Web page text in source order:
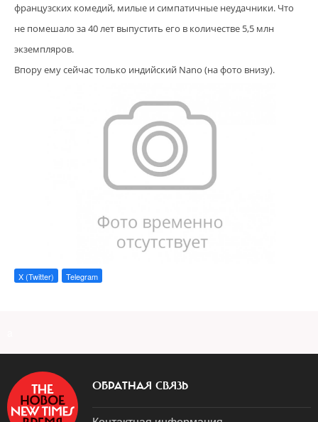
французских комедий, милые и симпатичные неудачники. Что
не помешало за 40 лет выпустить его в количестве 5,5 млн
экземпляров.
Впору ему сейчас только индийский Nano (на фото внизу).
X (Twitter) Telegram
ОБРАТНАЯ СВЯЗЬ